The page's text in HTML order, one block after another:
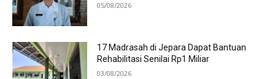
05/08/2026
17 Madrasah di Jepara Dapat Bantuan
Rehabilitasi Senilai Rp1 Miliar
03/08/2026